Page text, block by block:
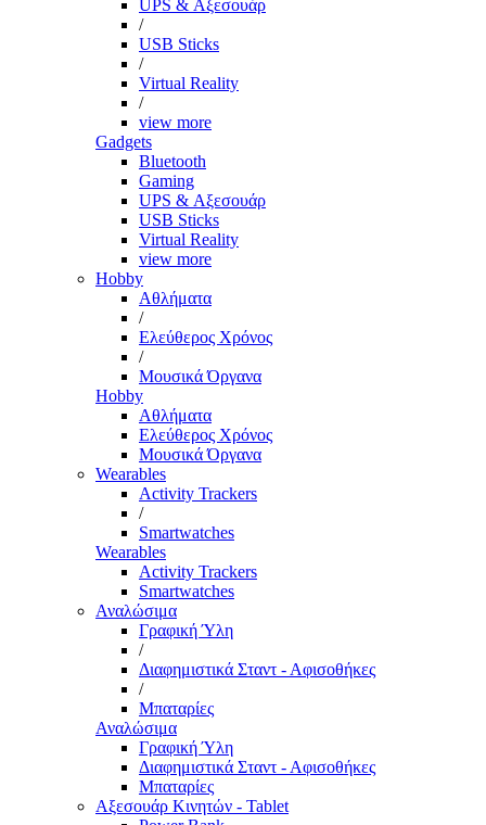
UPS & Αξεσουάρ
/
USB Sticks
/
Virtual Reality
/
view more
Gadgets
Bluetooth
Gaming
UPS & Αξεσουάρ
USB Sticks
Virtual Reality
view more
Hobby
Αθλήματα
/
Ελεύθερος Χρόνος
/
Μουσικά Όργανα
Hobby
Αθλήματα
Ελεύθερος Χρόνος
Μουσικά Όργανα
Wearables
Activity Trackers
/
Smartwatches
Wearables
Activity Trackers
Smartwatches
Αναλώσιμα
Γραφική Ύλη
/
Διαφημιστικά Σταντ - Αφισοθήκες
/
Μπαταρίες
Αναλώσιμα
Γραφική Ύλη
Διαφημιστικά Σταντ - Αφισοθήκες
Μπαταρίες
Αξεσουάρ Κινητών - Tablet